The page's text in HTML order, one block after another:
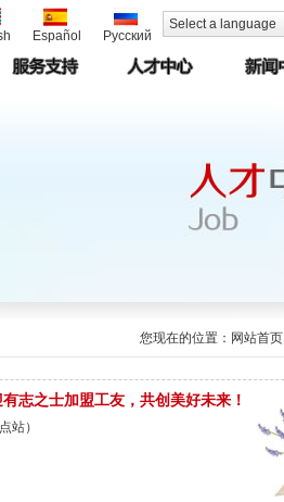
Español Русский
Select a language
您现在的位置： 网站首页
志之士加盟工友，共创美好未来！
站）